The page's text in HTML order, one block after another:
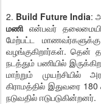
2. Build Future India:
மணிஎன்பவர்
மேற்பட்ட
வழங்குகிறார்கள். தென்
நடத்தும் பணியில்
மாற்றும் முயற்சியில்
கிராமத்தில் இதுவரை
நடுவதில் ஈடுபடுகின்றனர்.